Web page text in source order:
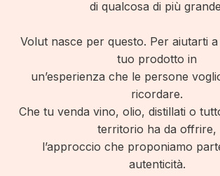
di qualcosa di più
Volut nasce per questo. Per aiutarti
tuo prodotto in
un’esperienza che le persone
ricordare.
Che tu venda vino, olio, distillati o
territorio ha da offrire,
l’approccio che proponiamo
autenticità.